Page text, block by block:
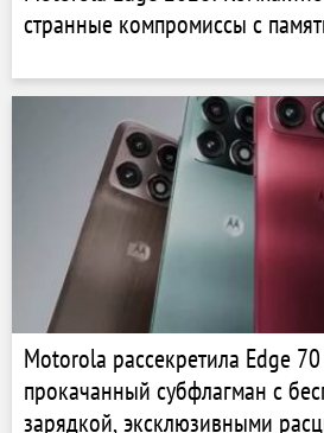
странные компромиссы с
Motorola рассекретила Edge
прокачанный субфлагман с
зарядкой, эксклюзивными